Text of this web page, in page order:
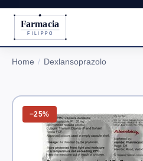
Farmacia
FILIPPO
Home Dexlansoprazolo
−25%